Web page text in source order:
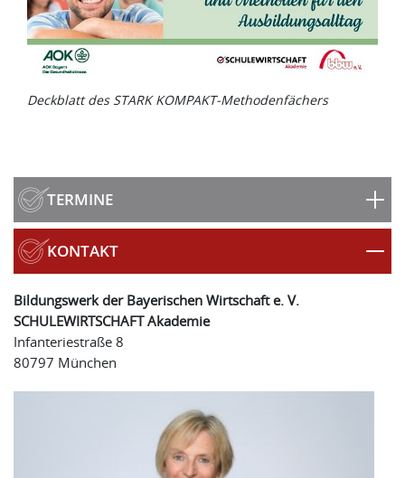
Deckblatt des STARK KOMPAKT-Methodenfächers
TERMINE
KONTAKT
Bildungswerk der Bayerischen Wirtschaft e. V.
SCHULEWIRTSCHAFT Akademie
Infanteriestraße 8
80797 München